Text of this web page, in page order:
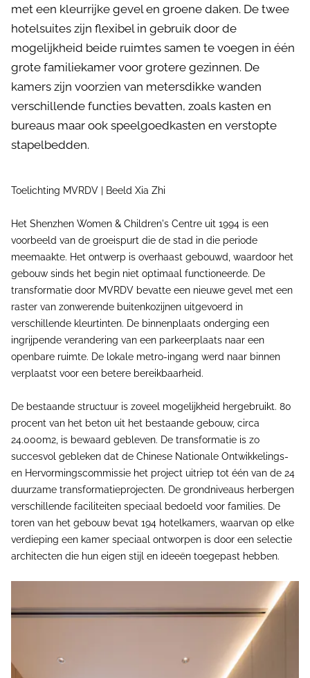
met een kleurrijke gevel en groene daken. De twee
hotelsuites zijn flexibel in gebruik door de
mogelijkheid beide ruimtes samen te voegen in één
grote familiekamer voor grotere gezinnen. De
kamers zijn voorzien van metersdikke wanden
verschillende functies bevatten, zoals kasten en
bureaus maar ook speelgoedkasten en verstopte
stapelbedden.
Toelichting MVRDV | Beeld Xia Zhi
Het Shenzhen Women & Children's Centre uit 1994 is een
voorbeeld van de groeispurt die de stad in die periode
meemaakte. Het ontwerp is overhaast gebouwd, waardoor het
gebouw sinds het begin niet optimaal functioneerde. De
transformatie door MVRDV bevatte een nieuwe gevel met een
raster van zonwerende buitenkozijnen uitgevoerd in
verschillende kleurtinten. De binnenplaats onderging een
ingrijpende verandering van een parkeerplaats naar een
openbare ruimte. De lokale metro-ingang werd naar binnen
verplaatst voor een betere bereikbaarheid.
De bestaande structuur is zoveel mogelijkheid hergebruikt. 80
procent van het beton uit het bestaande gebouw, circa
24.000m2, is bewaard gebleven. De transformatie is zo
succesvol gebleken dat de Chinese Nationale Ontwikkelings-
en Hervormingscommissie het project uitriep tot één van de 24
duurzame transformatieprojecten. De grondniveaus herbergen
verschillende faciliteiten speciaal bedoeld voor families. De
toren van het gebouw bevat 194 hotelkamers, waarvan op elke
verdieping een kamer speciaal ontworpen is door een selectie
architecten die hun eigen stijl en ideeën toegepast hebben.